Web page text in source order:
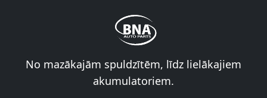
No mazākajām spuldzītēm, līdz lielākajiem
akumulatoriem.